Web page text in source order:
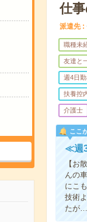
仕
派遣先
職種未
友達と
週4日
扶養控
介護士
ここ
≪週3
【お
んの
にこ
技術
たが…